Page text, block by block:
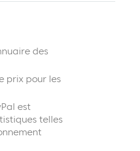
des
prix pour les
est
telles